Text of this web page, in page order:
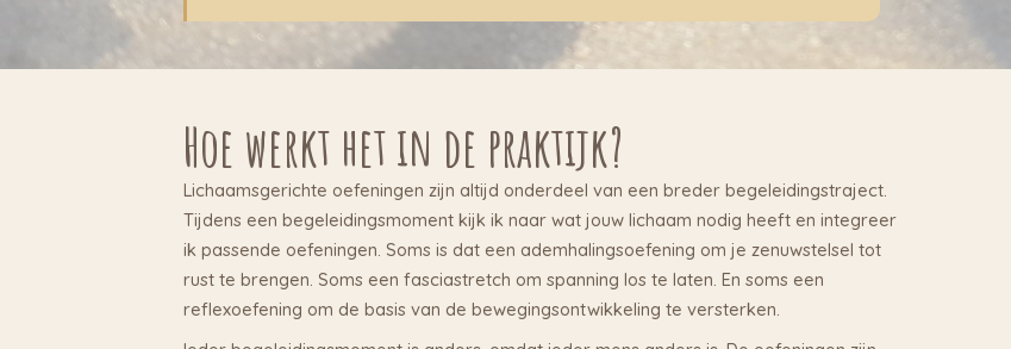
Hoe werkt het in de praktijk?
Lichaamsgerichte oefeningen zijn altijd onderdeel van een breder begeleidingstraject.
Tijdens een begeleidingsmoment kijk ik naar wat jouw lichaam nodig heeft en integreer
ik passende oefeningen. Soms is dat een ademhalingsoefening om je zenuwstelsel tot
rust te brengen. Soms een fasciastretch om spanning los te laten. En soms een
reflexoefening om de basis van de bewegingsontwikkeling te versterken.